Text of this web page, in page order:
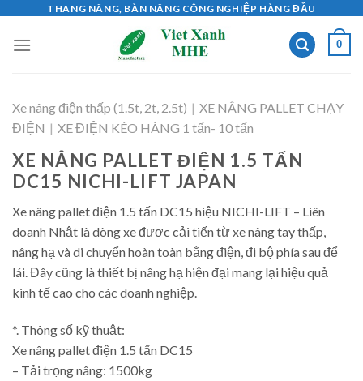
content
THANG NÂNG, BÀN NÂNG CÔNG NGHIỆP HÀNG ĐẦU
0
Xe nâng điện thấp (1.5t, 2t, 2.5t) | XE NÂNG PALLET CHẠY
ĐIỆN | XE ĐIỆN KÉO HÀNG 1 tấn- 10 tấn
XE NÂNG PALLET ĐIỆN 1.5 TẤN
DC15 NICHI-LIFT JAPAN
Xe nâng pallet điện 1.5 tấn DC15 hiệu NICHI-LIFT – Liên
doanh Nhật là dòng xe được cải tiến từ xe nâng tay thấp,
nâng hạ và di chuyển hoàn toàn bằng điện, đi bộ phía sau để
lái. Đây cũng là thiết bị nâng hạ hiện đại mang lại hiệu quả
kinh tế cao cho các doanh nghiệp.
*. Thông số kỹ thuật:
Xe nâng pallet điện 1.5 tấn DC15
– Tải trọng nâng: 1500kg